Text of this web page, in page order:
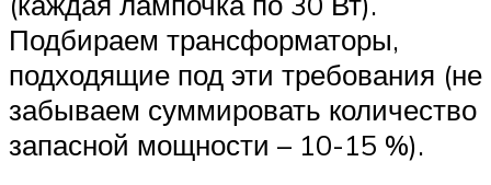
Подбираем трансформаторы,
подходящие под эти требования (не
забываем суммировать количество
запасной мощности – 10-15 %).